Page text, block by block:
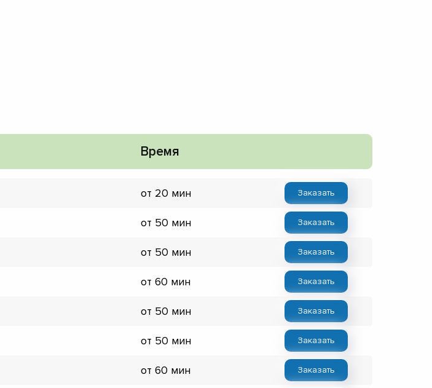
Время
от 20 мин Заказать
от 50 мин Заказать
от 50 мин Заказать
от 60 мин Заказать
от 50 мин Заказать
от 50 мин Заказать
от 60 мин Заказать